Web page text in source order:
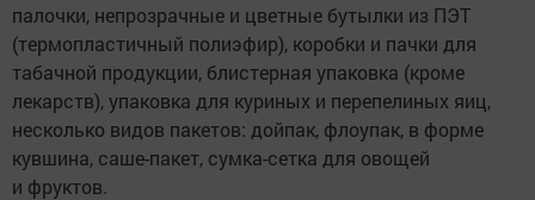
палочки, непрозрачные и цветные бутылки из ПЭТ
(термопластичный полиэфир), коробки и пачки для
табачной продукции, блистерная упаковка (кроме
лекарств), упаковка для куриных и перепелиных яиц,
несколько видов пакетов: дойпак, флоупак, в форме
кувшина, саше-пакет, сумка-сетка для овощей
и фруктов.